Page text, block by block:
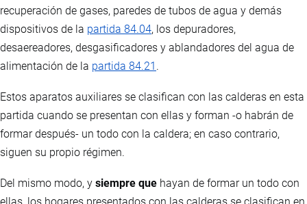
recuperación de gases, paredes de tubos de agua y demás
dispositivos de la partida 84.04, los depuradores,
desaereadores, desgasificadores y ablandadores del agua de
alimentación de la partida 84.21 .
Estos aparatos auxiliares se clasifican con las calderas en esta
partida cuando se presentan con ellas y forman -o habrán de
formar después- un todo con la caldera; en caso contrario,
siguen su propio régimen.
Del mismo modo, y siempre que hayan de formar un todo con